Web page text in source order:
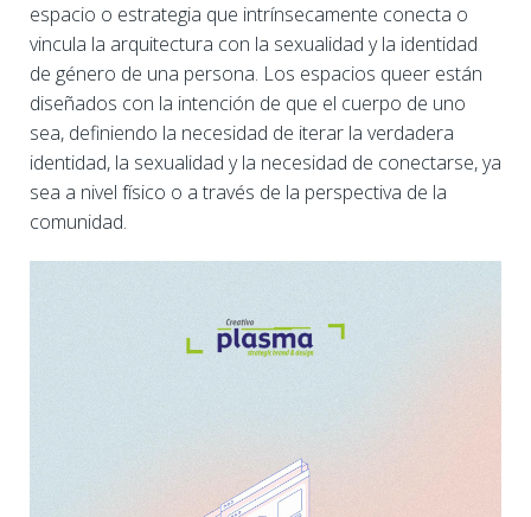
espacio o estrategia que intrínsecamente conecta o
vincula la arquitectura con la sexualidad y la identidad
de género de una persona. Los espacios queer están
diseñados con la intención de que el cuerpo de uno
sea, definiendo la necesidad de iterar la verdadera
identidad, la sexualidad y la necesidad de conectarse, ya
sea a nivel físico o a través de la perspectiva de la
comunidad.